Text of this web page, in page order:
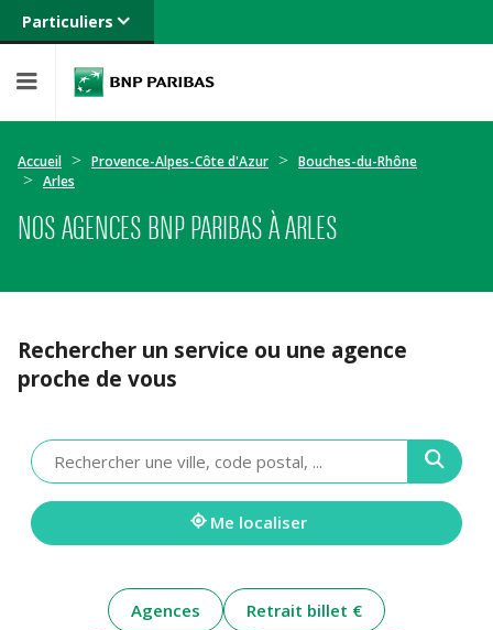
Particuliers
Banque privée
Entreprises
Accueil Provence-Alpes-Côte d'Azur
Bouches-du-Rhône
Arles
NOS AGENCES BNP PARIBAS À ARLES
Rechercher un service ou une agence
proche de vous
Veuillez
renseigner
une
adresse
Me localiser
Agences
Retrait billet €